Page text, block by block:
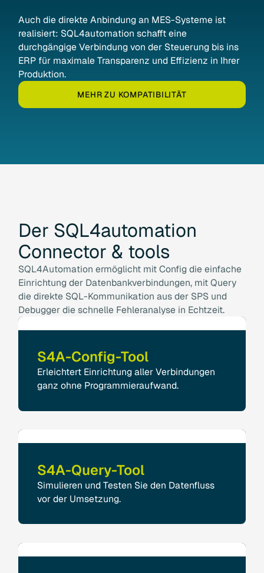
Auch die direkte Anbindung an MES-Systeme ist
realisiert: SQL4automation schafft eine
durchgängige Verbindung von der Steuerung bis ins
ERP für maximale Transparenz und Effizienz in Ihrer
Produktion.
MEHR ZU KOMPATIBILITÄT
Der SQL4automation
Connector & tools
SQL4Automation ermöglicht mit Config die einfache
Einrichtung der Datenbankverbindungen, mit Query
die direkte SQL-Kommunikation aus der SPS und
Debugger die schnelle Fehleranalyse in Echtzeit.
S4A-Config-Tool
Erleichtert Einrichtung aller Verbindungen
ganz ohne Programmieraufwand.
S4A-Query-Tool
Simulieren und Testen Sie den Datenfluss
vor der Umsetzung.